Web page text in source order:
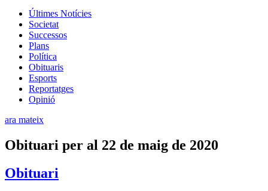
Últimes Notícies
Societat
Successos
Plans
Política
Obituaris
Esports
Reportatges
Opinió
ara mateix
Obituari per al 22 de maig de 2020
Obituari